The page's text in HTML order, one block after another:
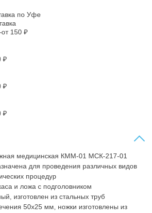
по Уфе
от 150 ₽
₽
₽
₽
медицинская КММ-01 МСК-217-01
для проведения различных видов
процедур
и ложа с подголовником
изготовлен из стальных труб
50x25 мм, ножки изготовлены из